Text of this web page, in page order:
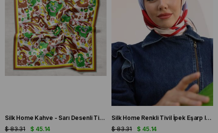
Silk Home Kahve - Sarı Desenli Tivil İpek Eşarp IST 11405 - 16
$ 45.14
$ 83.31
Silk Home Renkli Tivil İpek Eşarp IST 11404 - 31
$ 45.14
$ 83.31